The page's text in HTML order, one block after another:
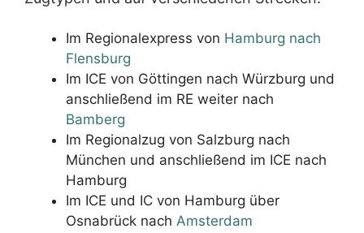
Im Regionalexpress von Hamburg nach
Flensburg
Im ICE von Göttingen nach Würzburg und
anschließend im RE weiter nach
Bamberg
Im Regionalzug von Salzburg nach
München und anschließend im ICE nach
Hamburg
Im ICE und IC von Hamburg über
Osnabrück nach Amsterdam